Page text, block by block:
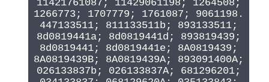
11421761087; 11429061198; 1264508;
1266773; 1707779; 1761087; 9061198.
447133511; 811133511b; 893133511;
8d0819441a; 8d0819441d; 893819439;
8d0819441; 8d0819441e; 8A0819439;
8A0819439B; 8A0819439A; 893091400A;
026133837b; 026133837A; 681296201;